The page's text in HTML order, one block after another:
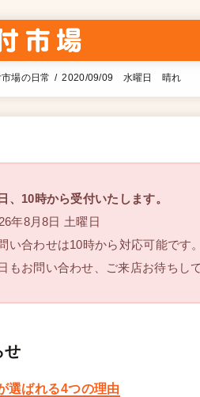
市場の日常 2020/09/09 水曜日 晴れ
、10時から受付いたします。
年8月8日 土曜日
い合わせは10時から対応可能です
もお問い合わせ、ご来店お待ちし
せ
選ばれる4つの理由